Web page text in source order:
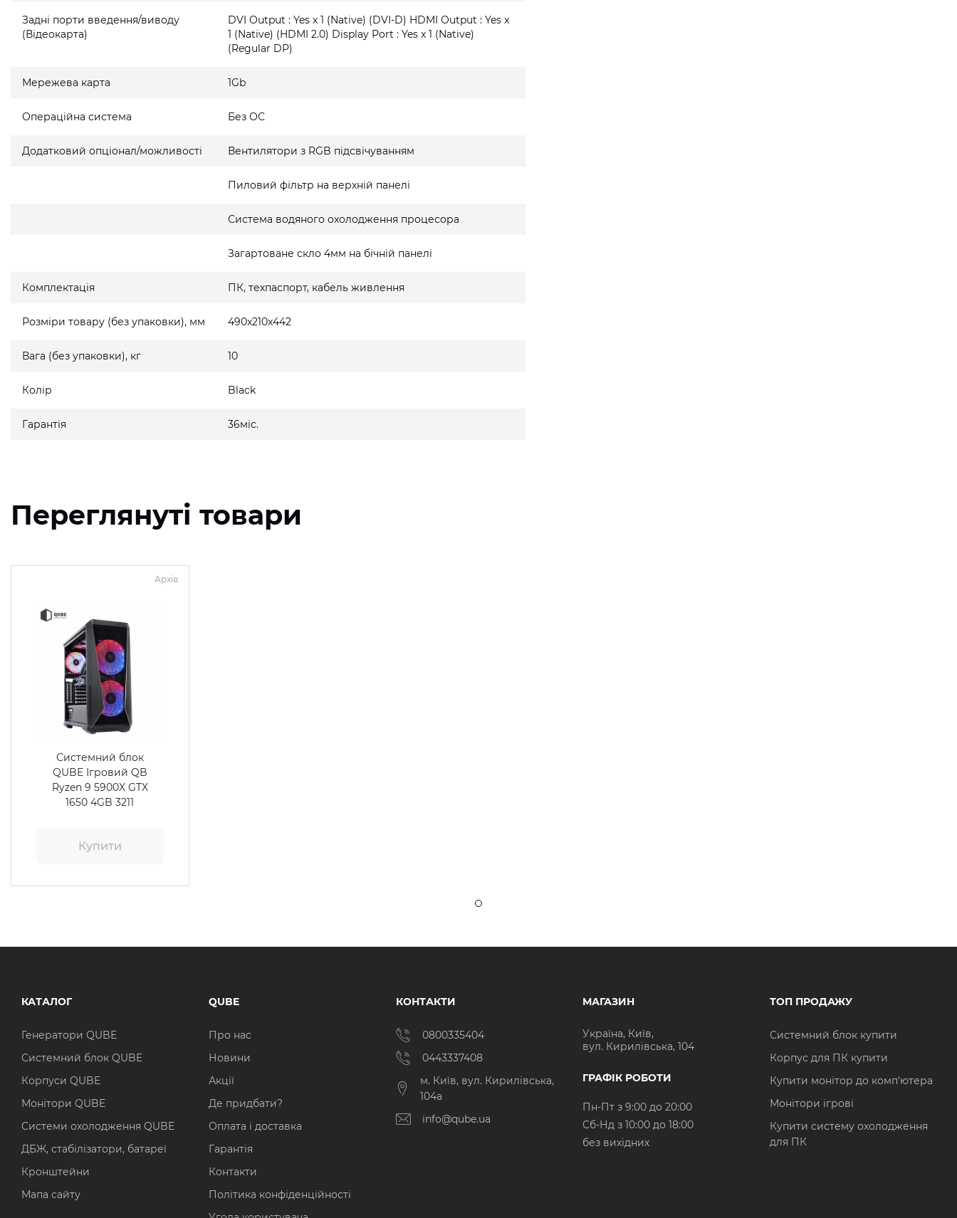
Задні порти введення/виводу
(Відеокарта)
DVI Output : Yes x 1 (Native) (DVI-D) HDMI Output : Yes x
1 (Native) (HDMI 2.0) Display Port : Yes x 1 (Native)
(Regular DP)
Мережева карта 1Gb
Операційна система Без ОС
Додатковий опціонал/можливості Вентилятори з RGB підсвічуванням
Пиловий фільтр на верхній панелі
Система водяного охолодження процесора
Загартоване скло 4мм на бічній панелі
Комплектація ПК, техпаспорт, кабель живлення
Розміри товару (без упаковки), мм 490x210x442
Вага (без упаковки), кг 10
Колір Black
Гарантія 36міс.
Переглянуті товари
Архів
Системний блок
QUBE Ігровий QB
Ryzen 9 5900X GTX
1650 4GB 3211
Купити
КАТАЛОГ
Генератори QUBE
Системний блок QUBE
Корпуси QUBE
Монітори QUBE
Системи охолодження QUBE
ДБЖ, стабілізатори, батареї
Кронштейни
Мапа сайту
QUBE
Про нас
Новини
Акції
Де придбати?
Оплата і доставка
Гарантія
Контакти
Політика конфіденційності
КОНТАКТИ
0800335404
0443337408
м. Київ, вул. Кирилівська,
104а
info@qube.ua
МАГАЗИН
Україна, Київ,
вул. Кирилівська, 104
ГРАФІК РОБОТИ
Пн-Пт з 9:00 до 20:00
Cб-Нд з 10:00 до 18:00
без вихідних
ТОП ПРОДАЖУ
Системний блок купити
Корпус для ПК купити
Купити монітор до комп'ютера
Монітори ігрові
Купити систему охолодження
для ПК